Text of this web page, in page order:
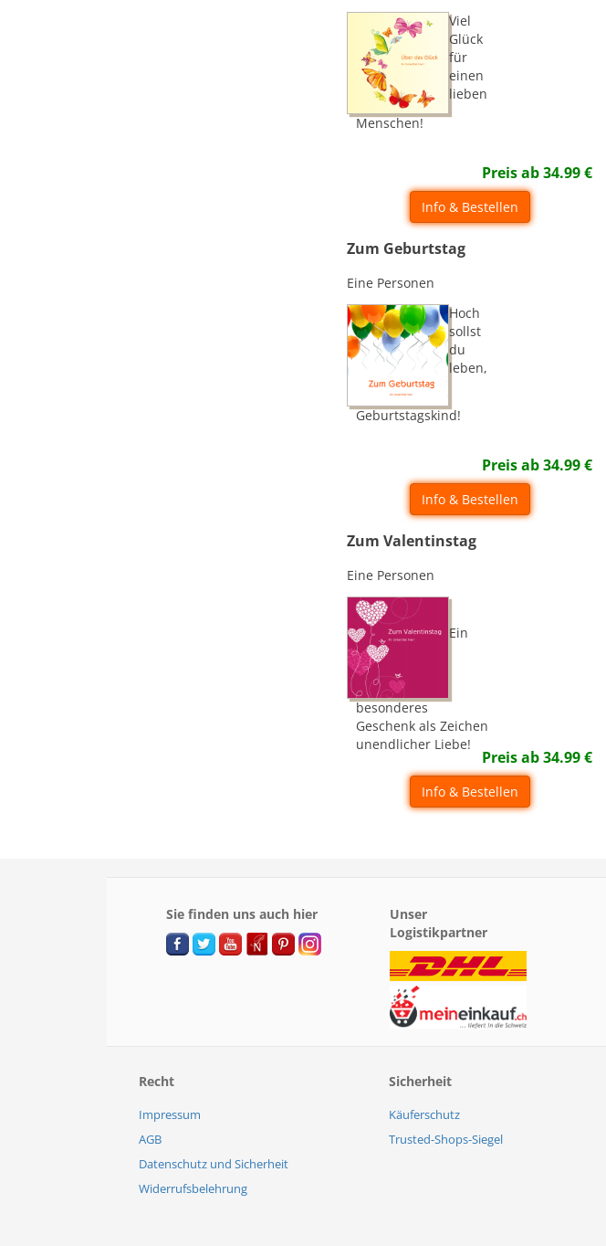
Viel
Glück
für
einen
lieben
Menschen!
Preis ab34.99€
Info & Bestellen
Zum Geburtstag
Eine Personen
Hoch
sollst
du
leben,
Geburtstagskind!
Preis ab34.99€
Info & Bestellen
Zum Valentinstag
Eine Personen
Ein
besonderes
Geschenk als Zeichen
unendlicher Liebe!
Preis ab34.99€
Info & Bestellen
Sie finden uns auch hier
Unser
Logistikpartner
Recht
Impressum
AGB
Datenschutz und Sicherheit
Widerrufsbelehrung
Sicherheit
Käuferschutz
Trusted-Shops-Siegel